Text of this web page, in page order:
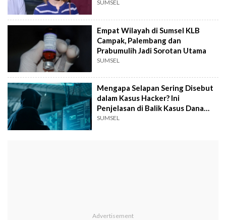
SUMSEL
Empat Wilayah di Sumsel KLB
Campak, Palembang dan
Prabumulih Jadi Sorotan Utama
SUMSEL
Mengapa Selapan Sering Disebut
dalam Kasus Hacker? Ini
Penjelasan di Balik Kasus Dana
BOS Prabumulih
SUMSEL